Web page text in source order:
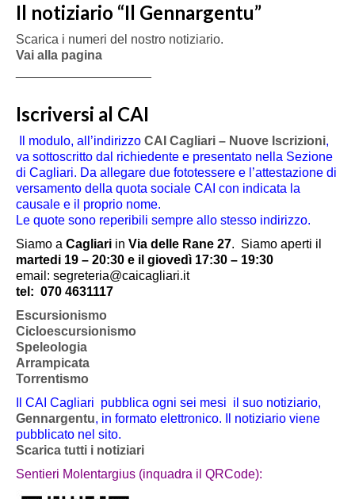
Il notiziario “Il Gennargentu”
Scarica i numeri del nostro notiziario.
Vai alla pagina
Iscriversi al CAI
Il modulo, all’indirizzo CAI Cagliari – Nuove Iscrizioni,
va sottoscritto dal richiedente e presentato nella Sezione
di Cagliari. Da allegare due fototessere e l’attestazione di
versamento della quota sociale CAI con indicata la
causale e il proprio nome.
Le quote sono reperibili sempre allo stesso indirizzo.
Siamo a Cagliari in Via delle Rane 27. Siamo aperti il
martedi 19 – 20:30 e il giovedì 17:30 – 19:30
email: segreteria@caicagliari.it
tel: 070 4631117
Escursionismo
Cicloescursionismo
Speleologia
Arrampicata
Torrentismo
Il CAI Cagliari pubblica ogni sei mesi il suo notiziario,
Gennargentu, in formato elettronico. Il notiziario viene
pubblicato nel sito.
Scarica tutti i notiziari
Sentieri Molentargius (inquadra il QRCode):